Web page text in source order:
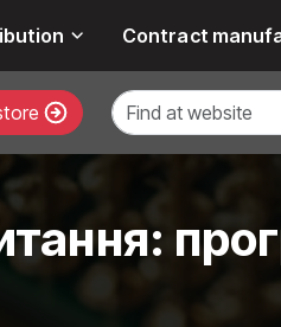
Contract